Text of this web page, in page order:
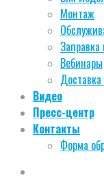
Монтаж
Заправка
Вебинары
Видео
Пресс-центр
Контакты
Форма